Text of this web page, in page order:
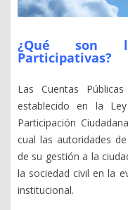
¿Qué son
Participativas?
Las Cuentas
establecido en la
Participación
cual las autoridades
de su gestión a la
la sociedad civil en la
institucional.